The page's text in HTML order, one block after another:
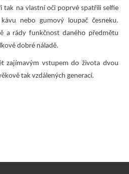
tak na vlastní oči poprvé spatřili selfie
nebo gumový loupač česneku.
a rády funkčnost daného předmětu
dobré náladě.
zajímavým vstupem do života dvou
tak vzdálených generací.